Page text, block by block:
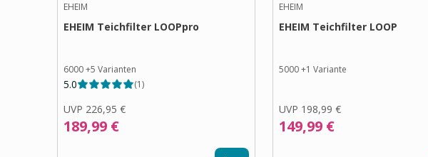
EHEIM
EHEIM Teichfilter LOOPpro
6000+5 Varianten
5.0 (1)
UVP 226,95 €
189,99 €
EHEIM
EHEIM Teichfilter LOOP
5000+1 Variante
UVP 198,99 €
149,99 €